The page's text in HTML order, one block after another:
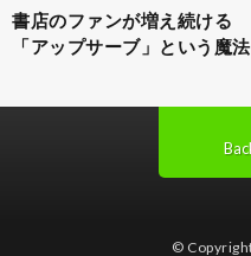
書店のファンが増え続ける
「アップサーブ」という魔法
©